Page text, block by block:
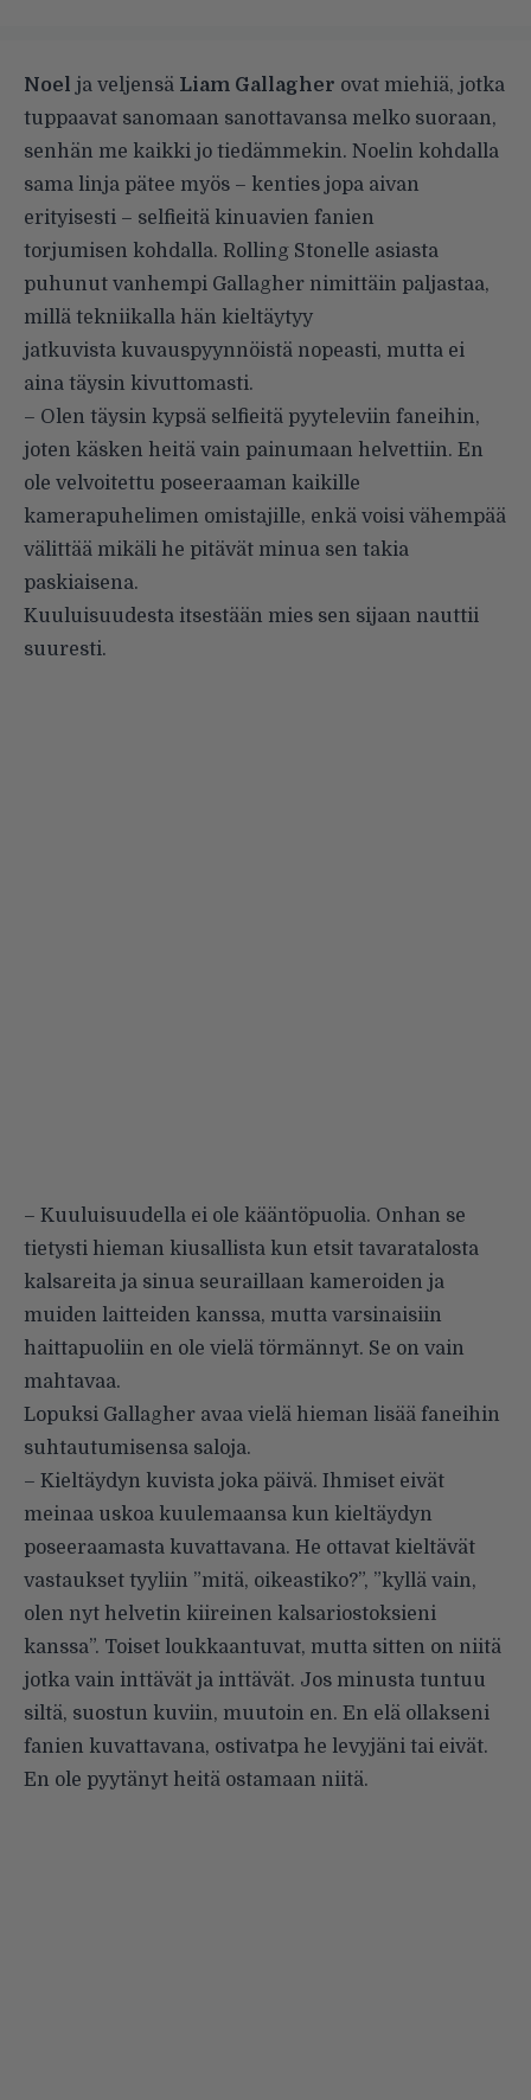
Noel ja veljensä Liam Gallagher ovat miehiä, jotka
tuppaavat sanomaan sanottavansa melko suoraan,
senhän me kaikki jo tiedämmekin. Noelin kohdalla
sama linja pätee myös – kenties jopa aivan
erityisesti – selfieitä kinuavien fanien
torjumisen kohdalla. Rolling Stonelle asiasta
puhunut vanhempi Gallagher nimittäin paljastaa,
millä tekniikalla hän kieltäytyy
jatkuvista kuvauspyynnöistä nopeasti, mutta ei
aina täysin kivuttomasti.
– Olen täysin kypsä selfieitä pyyteleviin faneihin,
joten käsken heitä vain painumaan helvettiin. En
ole velvoitettu poseeraaman kaikille
kamerapuhelimen omistajille, enkä voisi vähempää
välittää mikäli he pitävät minua sen takia
paskiaisena.
Kuuluisuudesta itsestään mies sen sijaan nauttii
suuresti.
– Kuuluisuudella ei ole kääntöpuolia. Onhan se
tietysti hieman kiusallista kun etsit tavaratalosta
kalsareita ja sinua seuraillaan kameroiden ja
muiden laitteiden kanssa, mutta varsinaisiin
haittapuoliin en ole vielä törmännyt. Se on vain
mahtavaa.
Lopuksi Gallagher avaa vielä hieman lisää faneihin
suhtautumisensa saloja.
– Kieltäydyn kuvista joka päivä. Ihmiset eivät
meinaa uskoa kuulemaansa kun kieltäydyn
poseeraamasta kuvattavana. He ottavat kieltävät
vastaukset tyyliin ”mitä, oikeastiko?”, ”kyllä vain,
olen nyt helvetin kiireinen kalsariostoksieni
kanssa”. Toiset loukkaantuvat, mutta sitten on niitä
jotka vain inttävät ja inttävät. Jos minusta tuntuu
siltä, suostun kuviin, muutoin en. En elä ollakseni
fanien kuvattavana, ostivatpa he levyjäni tai eivät.
En ole pyytänyt heitä ostamaan niitä.